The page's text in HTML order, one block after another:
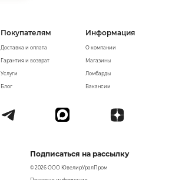
Информация
О компании
Магазины
Ломбарды
Вакансии
Покупателям
Доставка и оплата
Гарантия и возврат
Услуги
Блог
Подписаться на рассылку
© 2026 ООО ЮвелирУралПром